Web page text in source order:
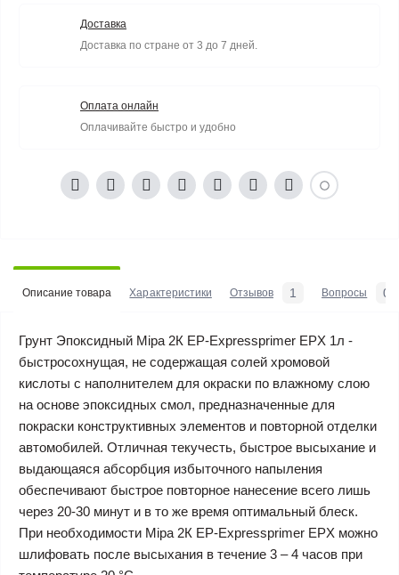
Доставка
Доставка по стране от 3 до 7 дней.
Оплата онлайн
Оплачивайте быстро и удобно
Описание товара Характеристики Отзывов 1 Вопросы 0
Грунт Эпоксидный Mipa 2К EP-Expressprimer EPX 1л -
быстросохнущая, не содержащая солей хромовой
кислоты с наполнителем для окраски по влажному слою
на основе эпоксидных смол, предназначенные для
покраски конструктивных элементов и повторной отделки
автомобилей. Отличная текучесть, быстрое высыхание и
выдающаяся абсорбция избыточного напыления
обеспечивают быстрое повторное нанесение всего лишь
через 20-30 минут и в то же время оптимальный блеск.
При необходимости Mipa 2К EP-Expressprimer EPX можно
шлифовать после высыхания в течение 3 – 4 часов при